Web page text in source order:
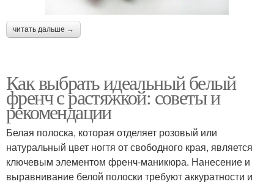
читать дальше →
Как выбрать идеальный белый
френч с растяжкой: советы и
рекомендации
Белая полоска, которая отделяет розовый или
натуральный цвет ногтя от свободного края, является
ключевым элементом френч-маникюра. Нанесение и
выравнивание белой полоски требуют аккуратности и